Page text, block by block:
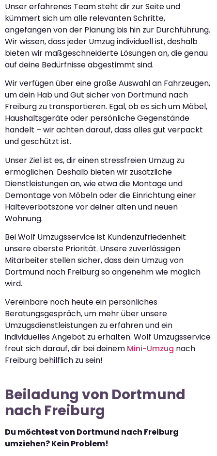
Unser erfahrenes Team steht dir zur Seite und
kümmert sich um alle relevanten Schritte,
angefangen von der Planung bis hin zur Durchführung.
Wir wissen, dass jeder Umzug individuell ist, deshalb
bieten wir maßgeschneiderte Lösungen an, die genau
auf deine Bedürfnisse abgestimmt sind.
Wir verfügen über eine große Auswahl an Fahrzeugen,
um dein Hab und Gut sicher von Dortmund nach
Freiburg zu transportieren. Egal, ob es sich um Möbel,
Haushaltsgeräte oder persönliche Gegenstände
handelt – wir achten darauf, dass alles gut verpackt
und geschützt ist.
Unser Ziel ist es, dir einen stressfreien Umzug zu
ermöglichen. Deshalb bieten wir zusätzliche
Dienstleistungen an, wie etwa die Montage und
Demontage von Möbeln oder die Einrichtung einer
Halteverbotszone vor deiner alten und neuen
Wohnung.
Bei Wolf Umzugsservice ist Kundenzufriedenheit
unsere oberste Priorität. Unsere zuverlässigen
Mitarbeiter stellen sicher, dass dein Umzug von
Dortmund nach Freiburg so angenehm wie möglich
wird.
Vereinbare noch heute ein persönliches
Beratungsgespräch, um mehr über unsere
Umzugsdienstleistungen zu erfahren und ein
individuelles Angebot zu erhalten. Wolf Umzugsservice
freut sich darauf, dir bei deinem Mini-Umzug nach
Freiburg behilflich zu sein!
Beiladung von Dortmund
nach Freiburg
Du möchtest von Dortmund nach Freiburg
umziehen? Kein Problem!